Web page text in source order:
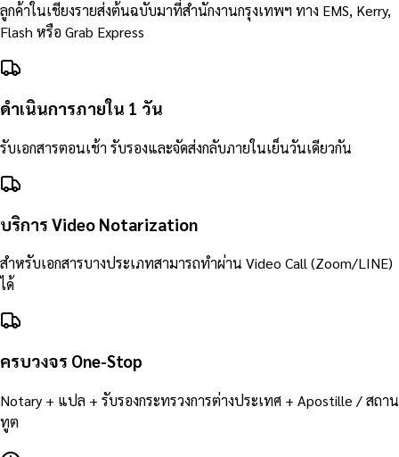
ลูกค้าในเชียงรายส่งต้นฉบับมาที่สำนักงานกรุงเทพฯ ทาง EMS, Kerry,
Flash หรือ Grab Express
ดำเนินการภายใน 1 วัน
รับเอกสารตอนเช้า รับรองและจัดส่งกลับภายในเย็นวันเดียวกัน
บริการ Video Notarization
สำหรับเอกสารบางประเภทสามารถทำผ่าน Video Call (Zoom/LINE)
ได้
ครบวงจร One-Stop
Notary + แปล + รับรองกระทรวงการต่างประเทศ + Apostille / สถาน
ทูต